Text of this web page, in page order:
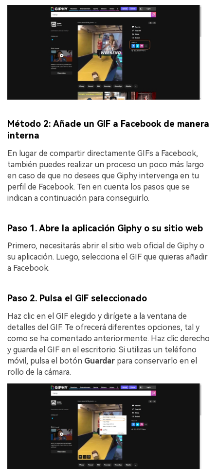
Método 2: Añade un GIF a Facebook de manera
interna
En lugar de compartir directamente GIFs a Facebook,
también puedes realizar un proceso un poco más largo
en caso de que no desees que Giphy intervenga en tu
perfil de Facebook. Ten en cuenta los pasos que se
indican a continuación para conseguirlo.
Paso 1. Abre la aplicación Giphy o su sitio web
Primero, necesitarás abrir el sitio web oficial de Giphy o
su aplicación. Luego, selecciona el GIF que quieras añadir
a Facebook.
Paso 2. Pulsa el GIF seleccionado
Haz clic en el GIF elegido y dirígete a la ventana de
detalles del GIF. Te ofrecerá diferentes opciones, tal y
como se ha comentado anteriormente. Haz clic derecho
y guarda el GIF en el escritorio. Si utilizas un teléfono
móvil, pulsa el botón Guardar para conservarlo en el
rollo de la cámara.